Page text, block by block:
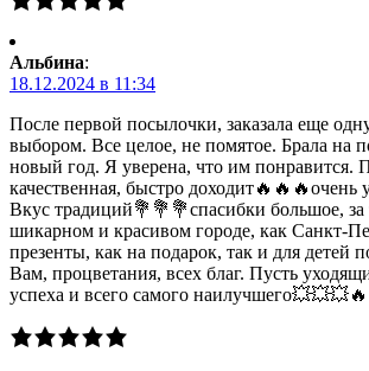
Альбина:
18.12.2024 в 11:34
После первой посылочки, заказала еще
выбором. Все целое, не помятое. Брала на
новый год. Я уверена, что им понравится.
качественная, быстро доходит🔥🔥🔥очень
Вкус традиций💐💐💐спасибки большое, за
шикарном и красивом городе, как Санкт-
презенты, как на подарок, так и для детей
Вам, процветания, всех благ. Пусть
успеха и всего самого